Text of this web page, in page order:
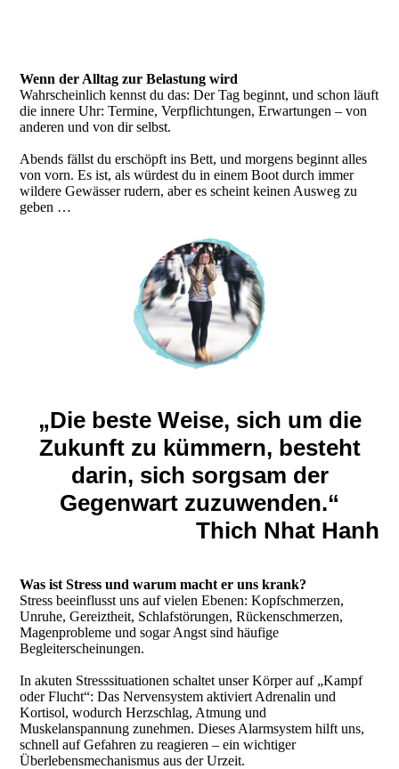
Wenn der Alltag zur Belastung wird
Wahrscheinlich kennst du das: Der Tag beginnt, und schon läuft
die innere Uhr: Termine, Verpflichtungen, Erwartungen – von
anderen und von dir selbst.
Abends fällst du erschöpft ins Bett, und morgens beginnt alles
von vorn. Es ist, als würdest du in einem Boot durch immer
wildere Gewässer rudern, aber es scheint keinen Ausweg zu
geben …
„Die beste Weise, sich um die
Zukunft zu kümmern, besteht
darin, sich sorgsam der
Gegenwart zuzuwenden.“
Thich Nhat Hanh
Was ist Stress und warum macht er uns krank?
Stress beeinflusst uns auf vielen Ebenen: Kopfschmerzen,
Unruhe, Gereiztheit, Schlafstörungen, Rückenschmerzen,
Magenprobleme und sogar Angst sind häufige
Begleiterscheinungen.
In akuten Stresssituationen schaltet unser Körper auf „Kampf
oder Flucht“: Das Nervensystem aktiviert Adrenalin und
Kortisol, wodurch Herzschlag, Atmung und
Muskelanspannung zunehmen. Dieses Alarmsystem hilft uns,
schnell auf Gefahren zu reagieren – ein wichtiger
Überlebensmechanismus aus der Urzeit.